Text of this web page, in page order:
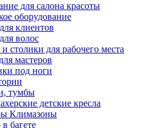
для салона красоты
оборудование
клиентов
волос
и столики для рабочего места
мастеров
под ноги
тумбы
детские кресла
Климазоны
багете